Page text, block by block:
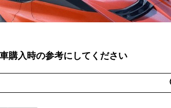
購入時の参考にしてください